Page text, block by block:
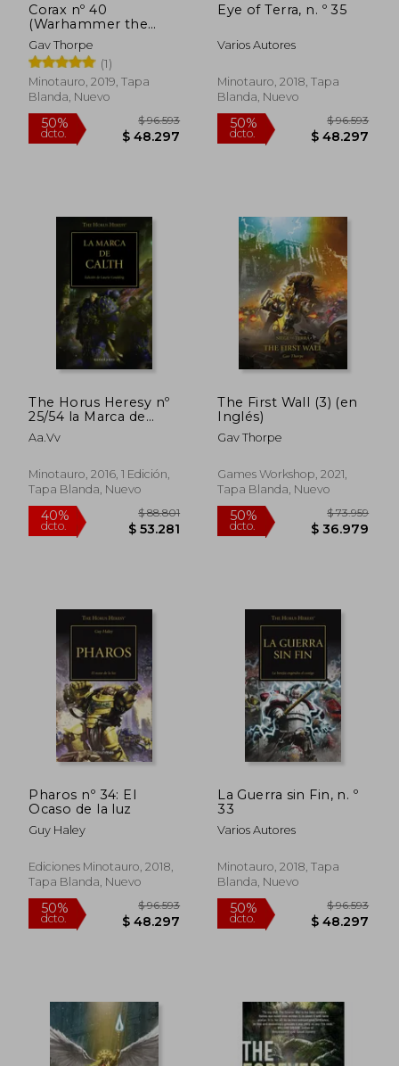
Corax nº 40
(Warhammer the
Horus Heresy, nº 1)
Gav Thorpe
(1)
Minotauro, 2019, Tapa
Blanda, Nuevo
50%
Eye of Terra, n. º 35
Varios Autores
Minotauro, 2018, Tapa
Blanda, Nuevo
50%
The Horus Heresy nº
25/54 la Marca de
Calth
Aa.Vv
Minotauro, 2016, 1 Edición,
Tapa Blanda, Nuevo
40%
The First Wall (3) (en
Inglés)
Gav Thorpe
Games Workshop, 2021,
Tapa Blanda, Nuevo
Pharos nº 34: El
Ocaso de la luz
Guy Haley
Ediciones Minotauro, 2018,
Tapa Blanda, Nuevo
La Guerra sin Fin, n. º
33
Varios Autores
Minotauro, 2018, Tapa
Blanda, Nuevo